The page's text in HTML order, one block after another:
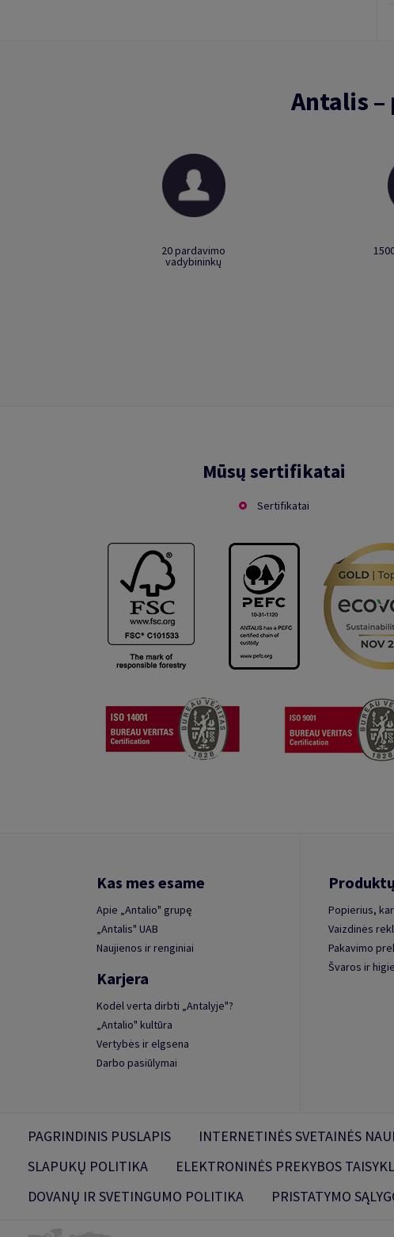
Antalis
20 pardavimo
vadybininkų
Mūsų sertifikatai
Sertifikatai
Kas mes esame
Apie „Antalio" grupę
„Antalis" UAB
Naujienos ir renginiai
Karjera
Kodėl verta dirbti „Antalyje"?
„Antalio" kultūra
Vertybės ir elgsena
Darbo pasiūlymai
Popierius,
Vaizdinės
Pakavimo
Švaros ir
PAGRINDINIS PUSLAPIS INTERNETINĖS SVETAINĖS
SLAPUKŲ POLITIKA
ELEKTRONINĖS PREKYBOS
DOVANŲ IR SVETINGUMO POLITIKA
PRISTATYMO